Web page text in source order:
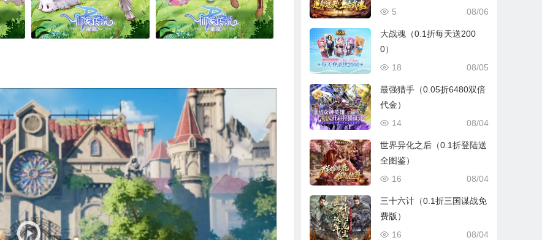
08/06
5
大战魂（0.1折每天送200
0）
08/05
18
最强猎手（0.05折6480双倍
代金）
08/04
14
世界异化之后（0.1折登陆送
全图鉴）
08/04
16
三十六计（0.1折三国谋战免
费版）
08/04
16